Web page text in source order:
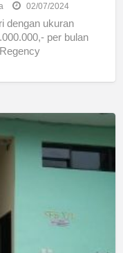
02/07/2024
dengan ukuran
per bulan